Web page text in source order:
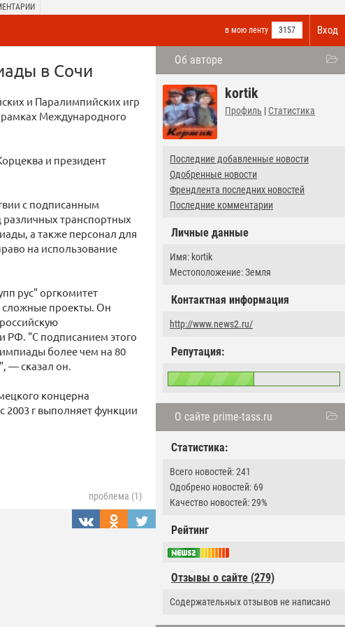
Вход
в мою ленту 3157
Об авторе
kortik
Профиль | Статистика
Последние добавленные новости
Одобренные новости
Френдлента последних новостей
Последние комментарии
Личные данные
Имя: kortik
Местоположение: Земля
Контактная информация
http://www.news2.ru/
Репутация:
О сайте prime-tass.ru
Статистика:
Всего новостей: 241
Одобрено новостей: 69
Качество новостей: 29%
Рейтинг
Отзывы о сайте (279)
Содержательных отзывов не написано
в Сочи
и Паралимпийских игр
рамках Международного
и президент
с подписанным
различных транспортных
а также персонал для
на использование
рус" оргкомитет
проекты. Он
РФ. "С подписанием этого
более чем на 80
— сказал он.
концерна
2003 г выполняет функции
проблема (1)